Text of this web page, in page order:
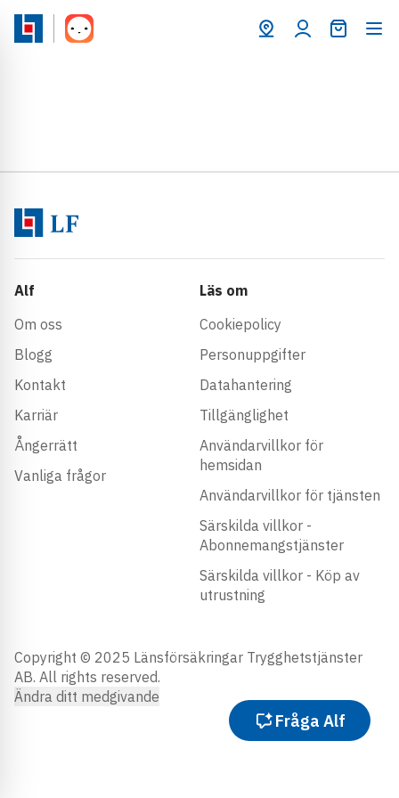
Alf
Om oss
Blogg
Kontakt
Karriär
Ångerrätt
Vanliga frågor
Läs om
Cookiepolicy
Personuppgifter
Datahantering
Tillgänglighet
Användarvillkor för
hemsidan
Användarvillkor för tjänsten
Särskilda villkor -
Abonnemangstjänster
Särskilda villkor - Köp av
utrustning
Copyright © 2025 Länsförsäkringar Trygghetstjänster
AB. All rights reserved.
Ändra ditt medgivande
Fråga Alf